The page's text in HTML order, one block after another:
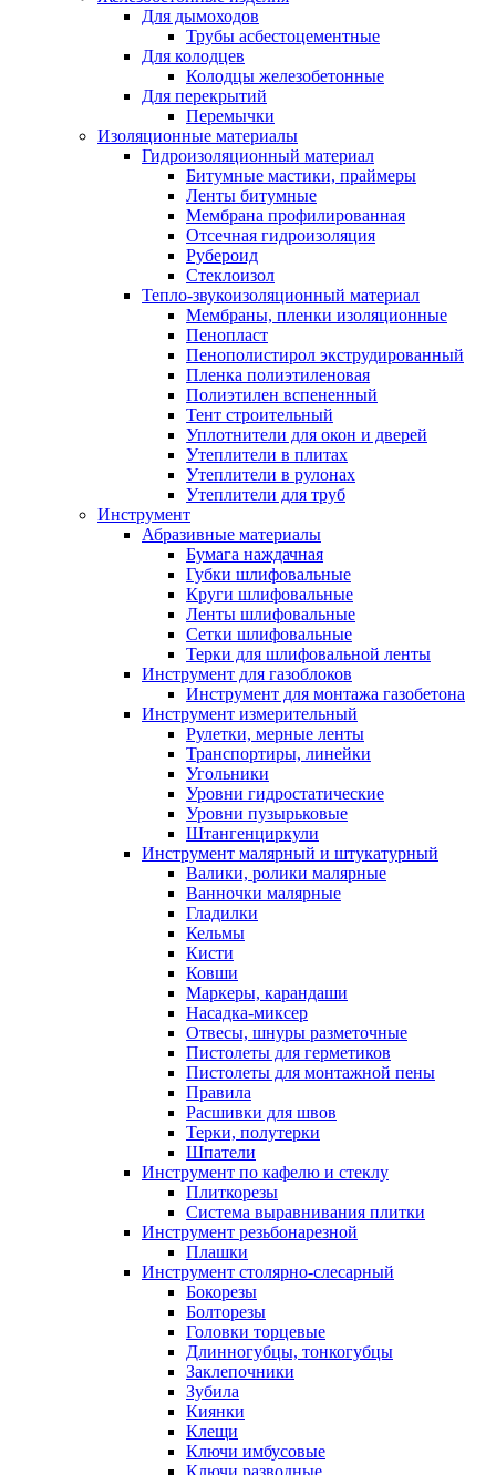
Для дымоходов
Трубы асбестоцементные
Для колодцев
Колодцы железобетонные
Для перекрытий
Перемычки
Изоляционные материалы
Гидроизоляционный материал
Битумные мастики, праймеры
Ленты битумные
Мембрана профилированная
Отсечная гидроизоляция
Рубероид
Стеклоизол
Тепло-звукоизоляционный материал
Мембраны, пленки изоляционные
Пенопласт
Пенополистирол экструдированный
Пленка полиэтиленовая
Полиэтилен вспененный
Тент строительный
Уплотнители для окон и дверей
Утеплители в плитах
Утеплители в рулонах
Утеплители для труб
Инструмент
Абразивные материалы
Бумага наждачная
Губки шлифовальные
Круги шлифовальные
Ленты шлифовальные
Сетки шлифовальные
Терки для шлифовальной ленты
Инструмент для газоблоков
Инструмент для монтажа газобетона
Инструмент измерительный
Рулетки, мерные ленты
Транспортиры, линейки
Угольники
Уровни гидростатические
Уровни пузырьковые
Штангенциркули
Инструмент малярный и штукатурный
Валики, ролики малярные
Ванночки малярные
Гладилки
Кельмы
Кисти
Ковши
Маркеры, карандаши
Насадка-миксер
Отвесы, шнуры разметочные
Пистолеты для герметиков
Пистолеты для монтажной пены
Правила
Расшивки для швов
Терки, полутерки
Шпатели
Инструмент по кафелю и стеклу
Плиткорезы
Система выравнивания плитки
Инструмент резьбонарезной
Плашки
Инструмент столярно-слесарный
Бокорезы
Болторезы
Головки торцевые
Длинногубцы, тонкогубцы
Заклепочники
Зубила
Киянки
Клещи
Ключи имбусовые
Ключи разводные